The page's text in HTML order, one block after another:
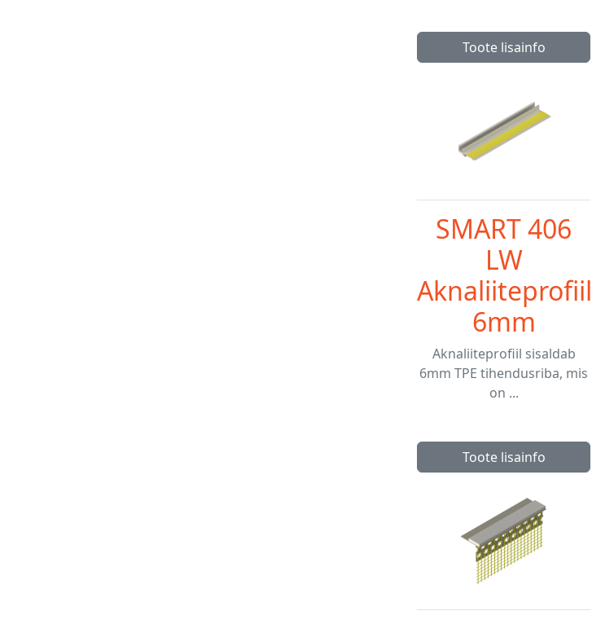
Toote lisainfo
SMART 406
LW
Aknaliiteprofiil
6mm
Aknaliiteprofiil sisaldab
6mm TPE tihendusriba, mis
on ...
Toote lisainfo